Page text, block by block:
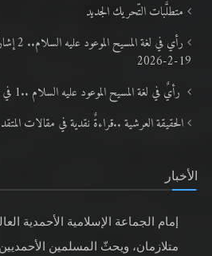
متطلَّبات التّحريك الجديد
رأي في
19-2-2026
رأيٌ في لغة المسيح الموعود عليه السلام ..1 في محنة اللغة ومعاني «الاشتهار»
الحقيقة العرشية ..قراءةٌ نقدية في مقالات
الأخبار
إمام الجماعة الإسلامية الأحمدية
متلازمان، ويحثّ المسلمين